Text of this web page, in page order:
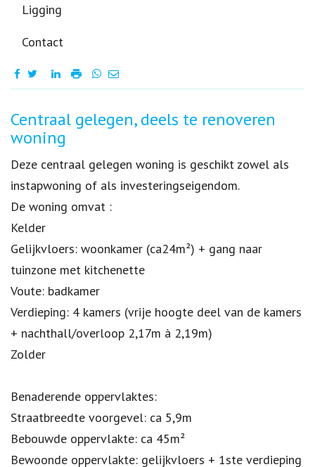
Ligging
Contact
Omschrijving
Centraal gelegen, deels te renoveren
woning
Deze centraal gelegen woning is geschikt zowel als
instapwoning of als investeringseigendom.
De woning omvat :
Kelder
Gelijkvloers: woonkamer (ca24m²) + gang naar
tuinzone met kitchenette
Voute: badkamer
Verdieping: 4 kamers (vrije hoogte deel van de kamers
+ nachthall/overloop 2,17m à 2,19m)
Zolder
Benaderende oppervlaktes:
Straatbreedte voorgevel: ca 5,9m
Bebouwde oppervlakte: ca 45m²
Bewoonde oppervlakte: gelijkvloers + 1ste verdieping